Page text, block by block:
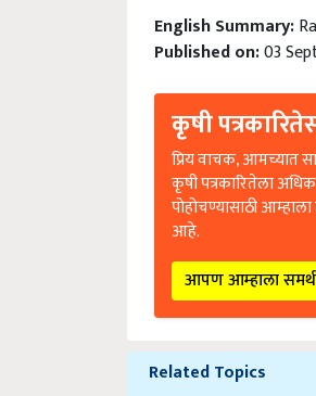
English Summary:
Published on:03
कृषी
प्रिय वाचक, आमच्यात
कृषी पत्रकारितेला
पोहोचण्यासाठी
आहे.
आपण आम्हाला
Related Topics